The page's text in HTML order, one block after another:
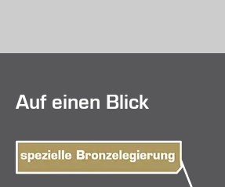
Auf einen Blick